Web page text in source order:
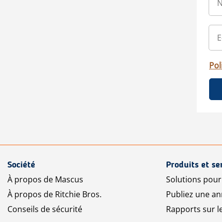
Société
À propos de Mascus
À propos de Ritchie Bros.
Conseils de sécurité
Produits et
Solutions
Publiez une
Rapports sur